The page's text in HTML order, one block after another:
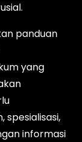
panduan
yang
informasi